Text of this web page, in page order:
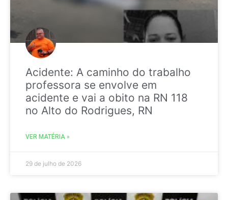
Acidente: A caminho do trabalho
professora se envolve em
acidente e vai a obito na RN 118
no Alto do Rodrigues, RN
VER MATÉRIA »
29 de julho de 2026